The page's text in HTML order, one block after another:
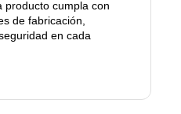
producto cumpla con
de fabricación,
en cada